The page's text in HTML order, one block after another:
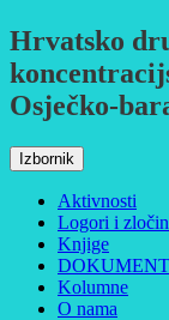
Hrvatsko
Osječko-
Izbornik
Aktivnosti
Logori i
Knjige
Kolumne
O nama